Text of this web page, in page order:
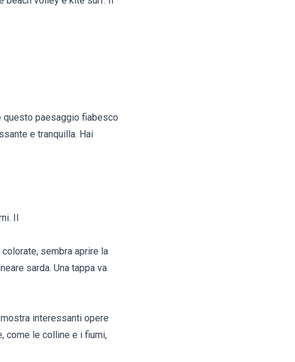
questo paesaggio fiabesco
e tranquilla. Hai
Il
sembra aprire la
sarda. Una tappa va
interessanti opere
come le colline e i fiumi,